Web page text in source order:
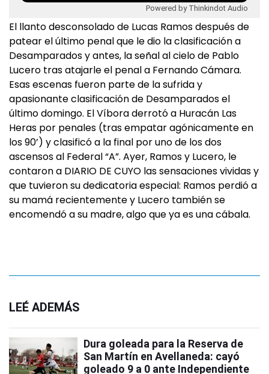
Powered by Thinkindot Audio
El llanto desconsolado de Lucas Ramos después de
patear el último penal que le dio la clasificación a
Desamparados y antes, la señal al cielo de Pablo
Lucero tras atajarle el penal a Fernando Cámara.
Esas escenas fueron parte de la sufrida y
apasionante clasificación de Desamparados el
último domingo. El Víbora derrotó a Huracán Las
Heras por penales (tras empatar agónicamente en
los 90’) y clasificó a la final por uno de los dos
ascensos al Federal “A”. Ayer, Ramos y Lucero, le
contaron a DIARIO DE CUYO las sensaciones vividas y
que tuvieron su dedicatoria especial: Ramos perdió a
su mamá recientemente y Lucero también se
encomendó a su madre, algo que ya es una cábala.
LEÉ ADEMÁS
Dura goleada para la Reserva de
San Martín en Avellaneda: cayó
goleado 9 a 0 ante Independiente